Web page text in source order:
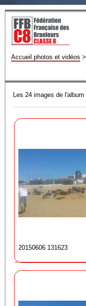
Accueil photos et vidéos >
Les 24 images de l'album
20150606 131623